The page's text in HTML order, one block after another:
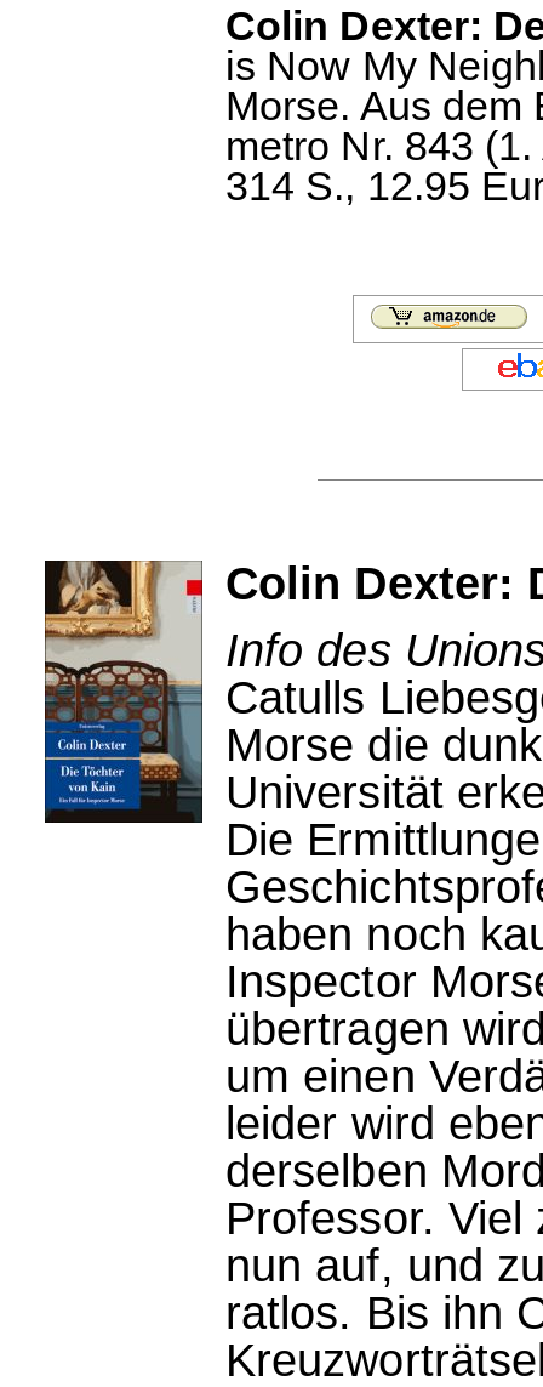
Colin Dexter:
is Now My
Morse. Aus dem
metro Nr. 843
314 S., 12.95
Colin Dexter:
Info des
Catulls
Morse die
Universität
Die
haben noch
Inspector
übertragen
um einen
leider wird
derselben
Professor.
nun auf, und
ratlos. Bis ihn